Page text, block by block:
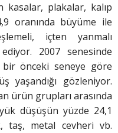
kasalar, plakalar, kalıp
oranında büyüme ile
içten yanmalı
2007 senesinde
bir önceki seneye göre
gözleniyor.
ürün grupları arasında
düşüşün yüzde 24,1
taş, metal cevheri vb.